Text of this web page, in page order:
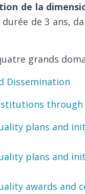
de la
de 3 ans,
grands
Dissemination
plans and
plans and
awards and